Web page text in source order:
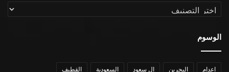
التصنيفات
الوسوم
اعدام البحرين ال سعود السعودية القطيف